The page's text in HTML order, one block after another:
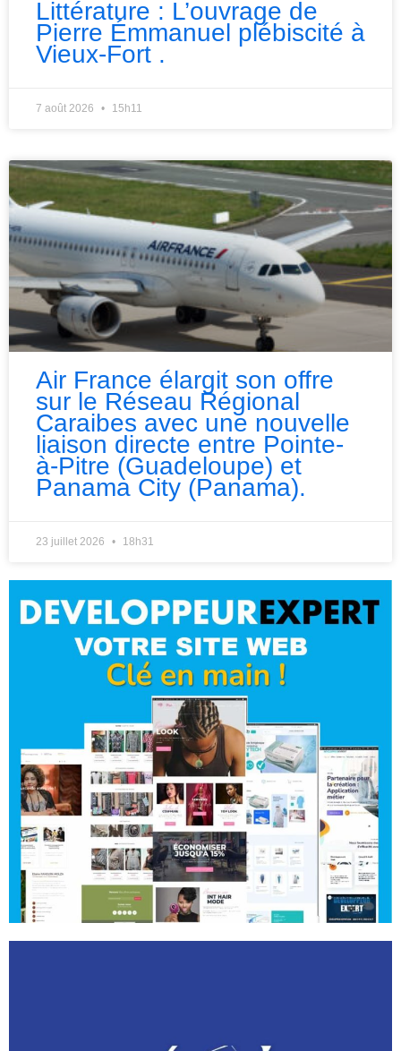
Littérature : L’ouvrage de
Pierre Émmanuel plébiscité à
Vieux-Fort .
7 août 2026 15h11
Air France élargit son offre
sur le Réseau Régional
Caraibes avec une nouvelle
liaison directe entre Pointe-
à-Pitre (Guadeloupe) et
Panama City (Panama).
23 juillet 2026 18h31